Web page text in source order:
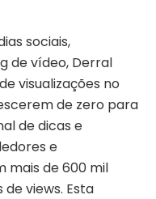
sociais,
de vídeo, Derral
visualizações no
de zero para
de dicas e
e
mais de 600 mil
views. Esta